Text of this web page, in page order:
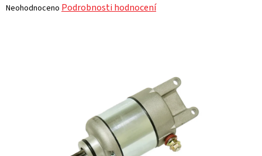
Průměrné
Neohodnoceno Podrobnosti hodnocení